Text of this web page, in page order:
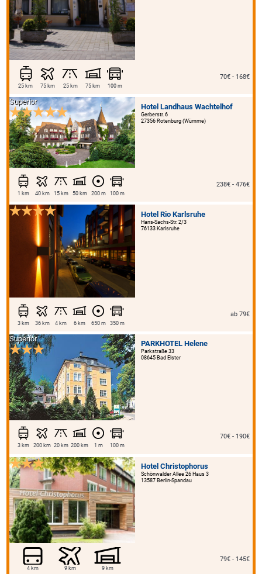
25 km 75 km 25 km 75 km 100 m
70€ - 168€
Hotel Landhaus Wachtelhof
Gerberstr. 6
27356 Rotenburg (Wümme)
Superior
1 km 40 km 15 km 50 km 200 m 100 m
238€ - 476€
Hotel Rio Karlsruhe
Hans-Sachs-Str. 2/3
76133 Karlsruhe
3 km 36 km 4 km 6 km 650 m 350 m
ab 79€
PARKHOTEL Helene
Parkstraße 33
08645 Bad Elster
Superior
3 km 200 km 20 km 200 km 1 m 100 m
70€ - 190€
Hotel Christophorus
Schönwalder Allee 26 Haus 3
13587 Berlin-Spandau
4 km 9 km 9 km
79€ - 145€